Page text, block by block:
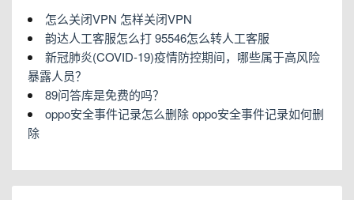
怎么关闭VPN 怎样关闭VPN
韵达人工客服怎么打 95546怎么转人工客服
新冠肺炎(COVID-19)疫情防控期间，哪些属于高风险
暴露人员？
89问答库是免费的吗？
oppo安全事件记录怎么删除 oppo安全事件记录如何删
除